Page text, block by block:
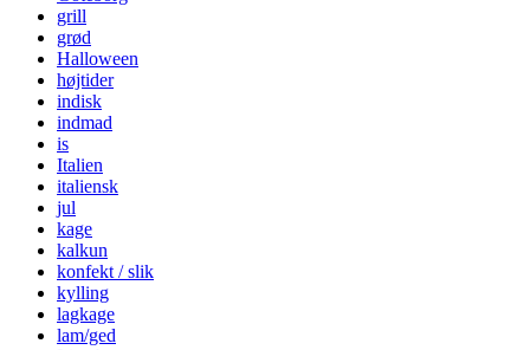
grill
grød
Halloween
højtider
indisk
indmad
is
Italien
italiensk
jul
kage
kalkun
konfekt / slik
kylling
lagkage
lam/ged